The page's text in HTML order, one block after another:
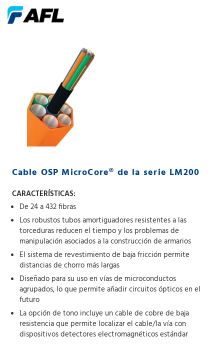
Cable OSP MicroCore® de la serie LM200
CARACTERÍSTICAS:
De 24 a 432 fibras
Los robustos tubos amortiguadores resistentes a las
torceduras reducen el tiempo y los problemas de
manipulación asociados a la construcción de armarios
El sistema de revestimiento de baja fricción permite
distancias de chorro más largas
Diseñado para su uso en vías de microconductos
agrupados, lo que permite añadir circuitos ópticos en el
futuro
La opción de tono incluye un cable de cobre de baja
resistencia que permite localizar el cable/la vía con
dispositivos detectores electromagnéticos estándar